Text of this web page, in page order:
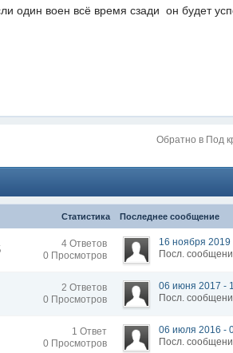
один воен всё время сзади  он будет
Обратно в Под
Статистика Последнее сообщение
4 Ответов
0 Просмотров
16 ноября 2019
Посл.
2 Ответов
0 Просмотров
06 июня 2017 -
Посл.
1 Ответ
0 Просмотров
06 июля 2016 -
Посл.